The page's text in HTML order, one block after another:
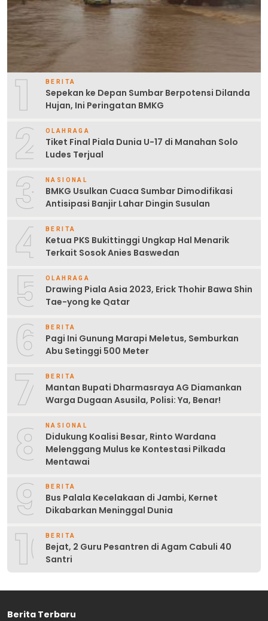
1 BERITA
Sepekan ke Depan Sumbar Berpotensi Dilanda
Hujan, Ini Peringatan BMKG
2 OLAHRAGA
Tiket Final Piala Dunia U-17 di Manahan Solo
Ludes Terjual
3 NASIONAL
BMKG Usulkan Cuaca Sumbar Dimodifikasi
Antisipasi Banjir Lahar Dingin Susulan
4 BERITA
Ketua PKS Bukittinggi Ungkap Hal Menarik
Terkait Sosok Anies Baswedan
5 OLAHRAGA
Drawing Piala Asia 2023, Erick Thohir Bawa Shin
Tae-yong ke Qatar
6 BERITA
Pagi Ini Gunung Marapi Meletus, Semburkan
Abu Setinggi 500 Meter
7 BERITA
Mantan Bupati Dharmasraya AG Diamankan
Warga Dugaan Asusila, Polisi: Ya, Benar!
8 NASIONAL
Didukung Koalisi Besar, Rinto Wardana
Melenggang Mulus ke Kontestasi Pilkada
Mentawai
9 BERITA
Bus Palala Kecelakaan di Jambi, Kernet
Dikabarkan Meninggal Dunia
10BERITA
Bejat, 2 Guru Pesantren di Agam Cabuli 40
Santri
Berita Terbaru